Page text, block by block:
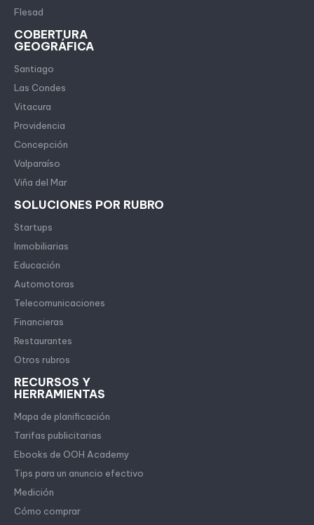
Flesad
COBERTURA
GEOGRÁFICA
Santiago
Las Condes
Vitacura
Providencia
Concepción
Valparaíso
Viña del Mar
SOLUCIONES POR RUBRO
Startups
Inmobiliarias
Educación
Automotoras
Telecomunicaciones
Financieras
Restaurantes
Otros rubros
RECURSOS Y
HERRAMIENTAS
Mapa de planificación
Tarifas publicitarias
Ebooks de OOH Academy
Tips para un anuncio efectivo
Medición
Cómo comprar